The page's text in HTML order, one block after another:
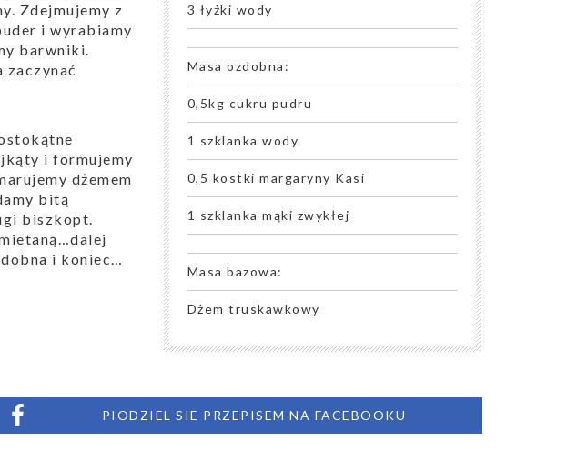
Zdejmujemy z
i wyrabiamy
barwniki.
zaczynać
i formujemy
dżemem
bitą
biszkopt.
i koniec…
3 łyżki wody
Masa ozdobna:
0,5kg cukru pudru
1 szklanka wody
0,5 kostki margaryny Kasi
1 szklanka mąki zwykłej
Masa bazowa:
Dżem truskawkowy
PIODZIEL SIE PRZEPISEM NA FACEBOOKU